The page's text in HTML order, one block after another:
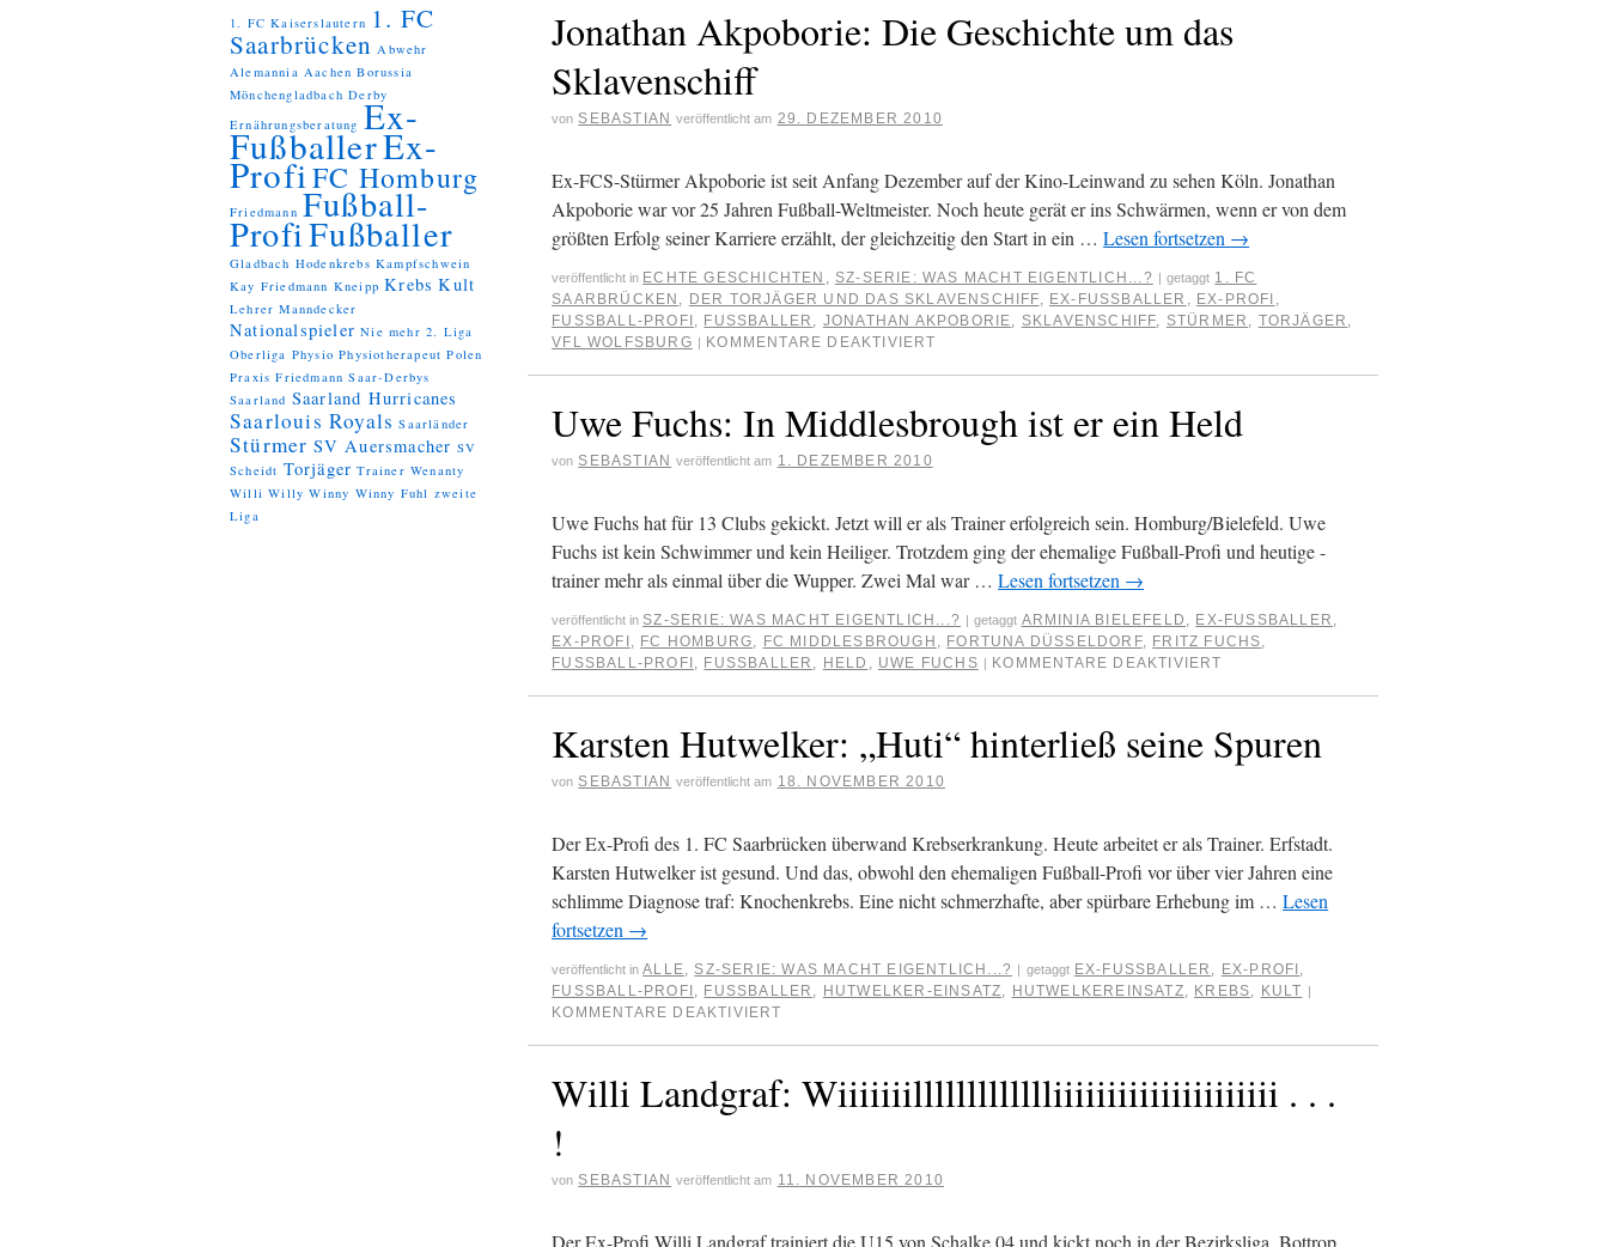
Jonathan Akpoborie: Die Geschichte um das
Sklavenschiff
von SEBASTIAN veröffentlicht am 29. DEZEMBER 2010
Ex-FCS-Stürmer Akpoborie ist seit Anfang Dezember auf der Kino-Leinwand zu sehen Köln. Jonathan
Akpoborie war vor 25 Jahren Fußball-Weltmeister. Noch heute gerät er ins Schwärmen, wenn er von dem
größten Erfolg seiner Karriere erzählt, der gleichzeitig den Start in ein …Lesen fortsetzen →
veröffentlicht in ECHTE GESCHICHTEN , SZ-SERIE: WAS MACHT EIGENTLICH...? | getaggt 1. FC
SAARBRÜCKEN , DER TORJÄGER UND DAS SKLAVENSCHIFF, EX-FUSSBALLER , EX-PROFI ,
FUSSBALL-PROFI , FUSSBALLER , JONATHAN AKPOBORIE, SKLAVENSCHIFF, STÜRMER , TORJÄGER ,
VFL WOLFSBURG | KOMMENTARE DEAKTIVIERT
Uwe Fuchs: In Middlesbrough ist er ein Held
von SEBASTIAN veröffentlicht am 1. DEZEMBER 2010
Uwe Fuchs hat für 13 Clubs gekickt. Jetzt will er als Trainer erfolgreich sein. Homburg/Bielefeld. Uwe
Fuchs ist kein Schwimmer und kein Heiliger. Trotzdem ging der ehemalige Fußball-Profi und heutige -
trainer mehr als einmal über die Wupper. Zwei Mal war …Lesen fortsetzen →
veröffentlicht in SZ-SERIE: WAS MACHT EIGENTLICH...? | getaggt ARMINIA BIELEFELD , EX-FUSSBALLER
,
EX-PROFI , FC HOMBURG, FC MIDDLESBROUGH , FORTUNA DÜSSELDORF, FRITZ FUCHS,
FUSSBALL-PROFI , FUSSBALLER , HELD , UWE FUCHS | KOMMENTARE DEAKTIVIERT
Karsten Hutwelker: „Huti“ hinterließ seine Spuren
von SEBASTIAN veröffentlicht am 18. NOVEMBER 2010
Der Ex-Profi des 1. FC Saarbrücken überwand Krebserkrankung. Heute arbeitet er als Trainer. Erfstadt.
Karsten Hutwelker ist gesund. Und das, obwohl den ehemaligen Fußball-Profi vor über vier Jahren eine
schlimme Diagnose traf: Knochenkrebs. Eine nicht schmerzhafte, aber spürbare Erhebung im …Lesen
fortsetzen →
veröffentlicht inALLE, SZ-SERIE: WAS MACHT EIGENTLICH...? | getaggt EX-FUSSBALLER , EX-PROFI ,
FUSSBALL-PROFI , FUSSBALLER , HUTWELKER-EINSATZ, HUTWELKEREINSATZ, KREBS, KULT |
KOMMENTARE DEAKTIVIERT
Willi Landgraf: Wiiiiiiillllllllllllliiiiiiiiiiiiiiiiiiiii . . .
!
von SEBASTIAN veröffentlicht am 11. NOVEMBER 2010
Der Ex-Profi Willi Landgraf trainiert die U15 von Schalke 04 und kickt noch in der Bezirksliga. Bottrop.
1. FC Kaiserslautern 1. FC
Saarbrücken Abwehr
Alemannia Aachen Borussia
Mönchengladbach Derby
Ernährungsberatung Ex-
FußballerEx-
ProfiFC Homburg
Friedmann Fußball-
ProfiFußballer
Gladbach Hodenkrebs Kampfschwein
Kay Friedmann Kneipp Krebs Kult
Lehrer Manndecker
Nationalspieler Nie mehr 2. Liga
Oberliga Physio Physiotherapeut Polen
Praxis Friedmann Saar-Derbys
Saarland Saarland Hurricanes
Saarlouis Royals Saarländer
Stürmer SV Auersmacher SV
Scheidt Torjäger Trainer Wenanty
Willi Willy Winny Winny Fuhl zweite
Liga